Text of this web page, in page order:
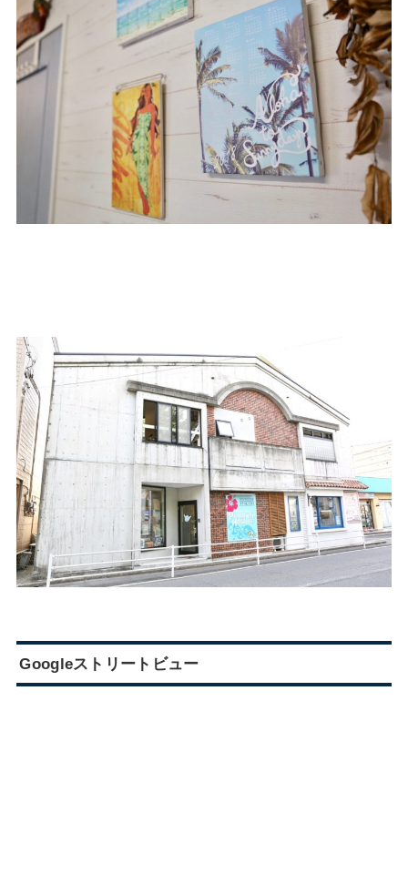
Googleストリートビュー